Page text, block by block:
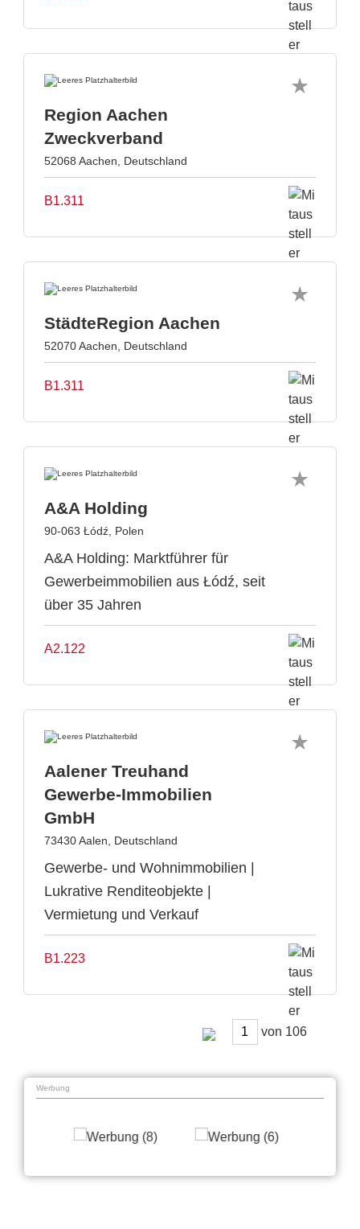
Region Aachen
Zweckverband
52068 Aachen, Deutschland
B1.311
StädteRegion Aachen
52070 Aachen, Deutschland
B1.311
A&A Holding
90-063 Łódź, Polen
A&A Holding: Marktführer für
Gewerbeimmobilien aus Łódź, seit
über 35 Jahren
A2.122
Aalener Treuhand
Gewerbe-Immobilien
GmbH
73430 Aalen, Deutschland
Gewerbe- und Wohnimmobilien |
Lukrative Renditeobjekte |
Vermietung und Verkauf
B1.223
von
Werbung